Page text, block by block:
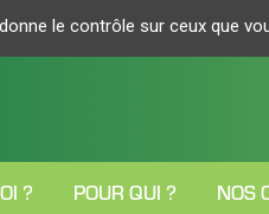
? POUR QUI ? NOS
le contrôle sur ceux que